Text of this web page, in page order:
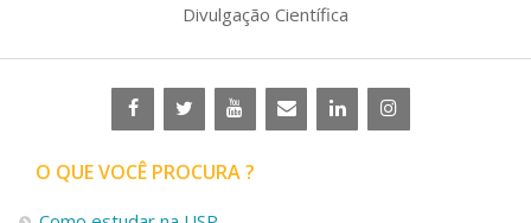
Divulgação Científica
O QUE VOCÊ PROCURA ?